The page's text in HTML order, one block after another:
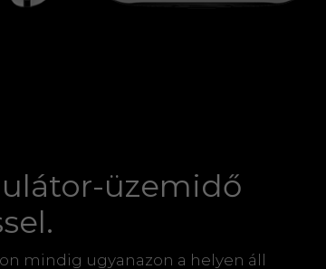
üzemidő
mindig ugyanazon a helyen áll